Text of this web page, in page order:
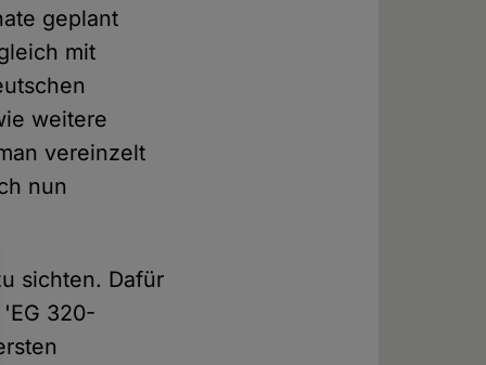
geplant
mit
weitere
vereinzelt
nun
sichten. Dafür
320-